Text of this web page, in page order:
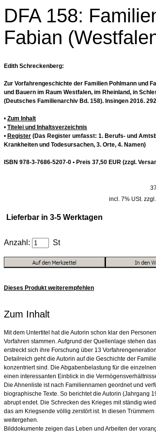
DFA 158:
Fabian
Edith Schreckenberg:
Zur Vorfahrengeschichte der Familien Pohlmann und
und Bauern im Raum Westfalen, im Rheinland, in
(Deutsches Familienarchiv Bd. 158). Insingen 2016.
• Zum Inhalt
• Titelei und Inhaltsverzeichnis
• Register (Das Register umfasst: 1. Berufs- und
Krankheiten und Todesursachen, 3. Orte, 4. Namen)
ISBN 978-3-7686-5207-0 • Preis 37,50 EUR (zzgl.
incl. 7% USt.
Lieferbar in 3-5 Werktagen
Anzahl: St
Dieses Produkt weiterempfehlen
Zum Inhalt
Mit dem Untertitel hat die Autorin schon klar den
Vorfahren stammen. Aufgrund der Quellenlage stehen
erstreckt sich ihre Forschung über 13
Detailreich geht die Autorin auf die Geschichte der
konzentriert sind. Die Abgabenbelastung für die
einen interessanten Einblick in die
Die Ahnenliste ist nach Familiennamen geordnet und
biographische Texte. So berichtet die Autorin (Jahrgang
abrupt endet. Die Schrecken des Krieges mit ständig
das am Kriegsende völlig zerstört ist. In diesen
weitergehen.
Bilddokumente zeigen das Leben und Arbeiten der